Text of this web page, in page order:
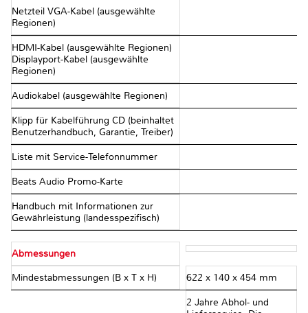
Netzteil VGA-Kabel (ausgewählte
Regionen)
HDMI-Kabel (ausgewählte Regionen)
Displayport-Kabel (ausgewählte
Regionen)
Audiokabel (ausgewählte Regionen)
Klipp für Kabelführung CD (beinhaltet
Benutzerhandbuch, Garantie, Treiber)
Liste mit Service-Telefonnummer
Beats Audio Promo-Karte
Handbuch mit Informationen zur
Gewährleistung (landesspezifisch)
Abmessungen
Mindestabmessungen (B x T x H) 622 x 140 x 454 mm
2 Jahre Abhol- und